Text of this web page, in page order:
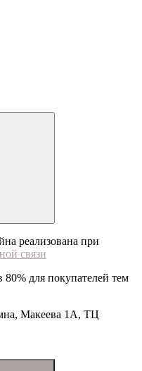
реализована при
связи
для покупателей тем
Макеева 1А, ТЦ